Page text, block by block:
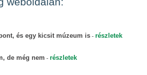
és egy kicsit múzeum is - részletek
de még nem - részletek